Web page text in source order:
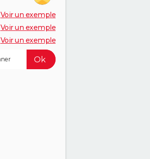
Voir un exemple
Voir un exemple
Voir un exemple